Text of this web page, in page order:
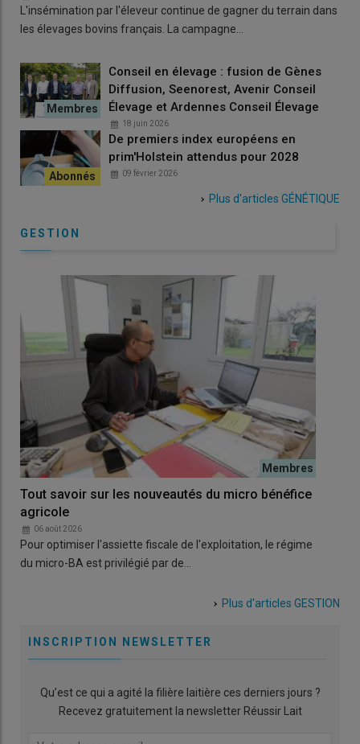
L'insémination par l'éleveur continue de gagner du terrain dans
les élevages bovins français. La campagne…
Conseil en élevage : fusion de Gènes
Diffusion, Seenorest, Avenir Conseil
Élevage et Ardennes Conseil Élevage
18 juin 2026
De premiers index européens en
prim'Holstein attendus pour 2028
09 février 2026
Plus d'articles GÉNÉTIQUE
GESTION
Tout savoir sur les nouveautés du micro bénéfice
agricole
06 août 2026
Pour optimiser l'assiette fiscale de l'exploitation, le régime
du micro-BA est privilégié par de…
Plus d'articles GESTION
INSCRIPTION NEWSLETTER
Qu’est ce qui a agité la filière laitière ces derniers jours ?
Recevez gratuitement la newsletter Réussir Lait